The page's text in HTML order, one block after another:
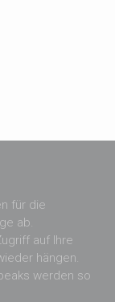
für die
ab.
auf Ihre
hängen.
werden so